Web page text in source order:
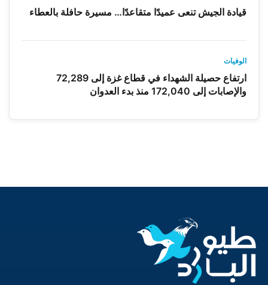
قيادة الجيش تنعى عميدًا متقاعدًا… مسيرة حافلة بالعطاء
الوفيات
ارتفاع حصيلة الشهداء في قطاع غزة إلى 72,289
والإصابات إلى 172,040 منذ بدء العدوان